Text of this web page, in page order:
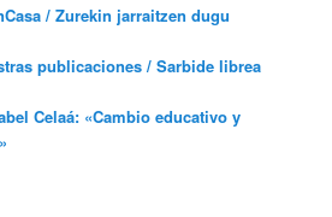
/ Zurekin jarraitzen dugu
publicaciones / Sarbide librea
Celaá: «Cambio educativo y